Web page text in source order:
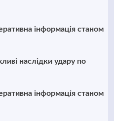
інформація станом
наслідки удару по
інформація станом